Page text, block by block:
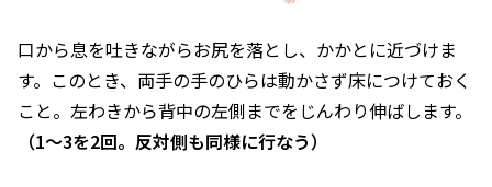
口から息を吐きながらお尻を落とし、かかとに近づけま
す。このとき、両手の手のひらは動かさず床につけておく
こと。左わきから背中の左側までをじんわり伸ばします。
（1～3を2回。反対側も同様に行なう）